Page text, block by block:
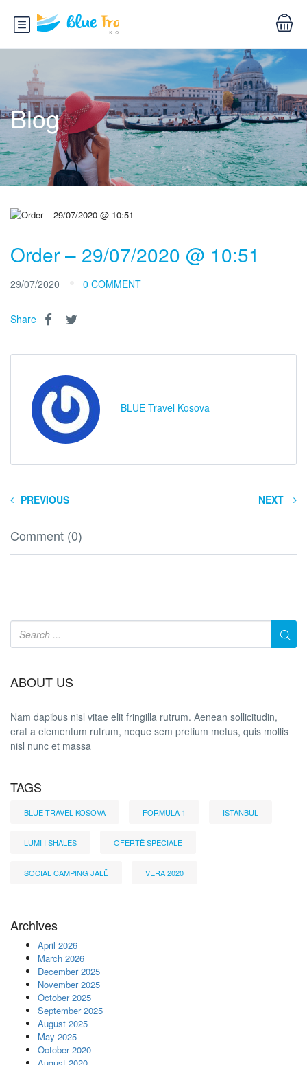
Blog
Order – 29/07/2020 @ 10:51
29/07/2020 0 COMMENT
Share
BLUE Travel Kosova
PREVIOUS NEXT
Comment (0)
ABOUT US
Nam dapibus nisl vitae elit fringilla rutrum. Aenean sollicitudin,
erat a elementum rutrum, neque sem pretium metus, quis mollis
nisl nunc et massa
TAGS
BLUE TRAVEL KOSOVA FORMULA 1 ISTANBUL
LUMI I SHALES OFERTË SPECIALE
SOCIAL CAMPING JALË VERA 2020
Archives
April 2026
March 2026
December 2025
November 2025
October 2025
September 2025
August 2025
May 2025
October 2020